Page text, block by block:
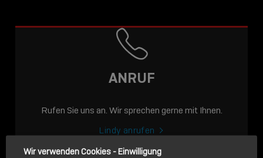
USB-C ÜBER LANGE
DISTANZEN: AKTIVE
USB-C-KABEL FÜR
STABILE 10 GBIT/S BIS
ANRUF
Rufen Sie uns an. Wir sprechen gerne mit Ihnen.
Lindy anrufen
Wir verwenden Cookies - Einwilligung